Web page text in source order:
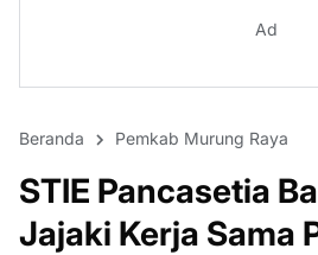
Ad
Beranda Pemkab Murung Raya
STIE Pancasetia
Jajaki Kerja Sama